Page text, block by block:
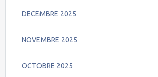
DECEMBRE 2025
NOVEMBRE 2025
OCTOBRE 2025